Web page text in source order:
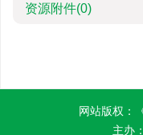
资源附件(0)
网站版权：
主办